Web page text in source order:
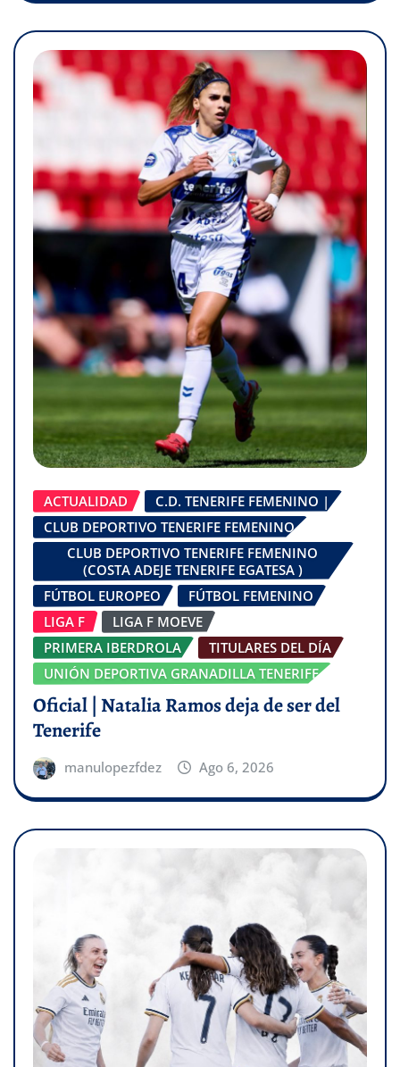
ACTUALIDAD
C.D. TENERIFE FEMENINO |
CLUB DEPORTIVO TENERIFE FEMENINO
CLUB DEPORTIVO TENERIFE FEMENINO
(COSTA ADEJE TENERIFE EGATESA )
FÚTBOL EUROPEO
FÚTBOL FEMENINO
LIGA F
LIGA F MOEVE
PRIMERA IBERDROLA
TITULARES DEL DÍA
UNIÓN DEPORTIVA GRANADILLA TENERIFE
Oficial | Natalia Ramos deja de ser del
Tenerife
manulopezfdez Ago 6, 2026